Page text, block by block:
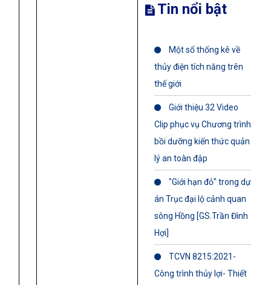
Tin nổi bật
Một số thống kê về
thủy điện tích năng trên
thế giới
Giới thiệu 32 Video
Clip phục vụ Chương trình
bồi dưỡng kiến thức quản
lý an toàn đập
"Giới hạn đỏ" trong dự
án Trục đại lộ cảnh quan
sông Hồng [GS.Trần Đình
Hợi]
TCVN 8215:2021-
Công trình thủy lợi- Thiết